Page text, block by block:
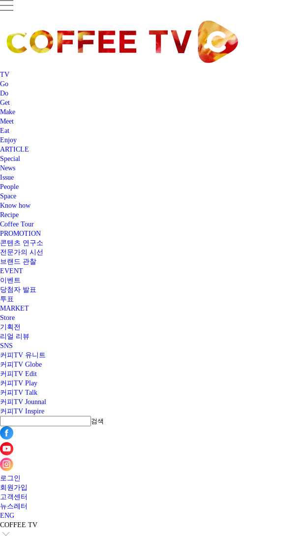
TV
Go
Do
Get
Make
Meet
Eat
Enjoy
ARTICLE
Special
News
Issue
People
Space
Know how
Recipe
Coffee Tour
PROMOTION
콘텐츠 연구소
전문가의 시선
브랜드 관찰
EVENT
이벤트
당첨자 발표
투표
MARKET
Store
기획전
리얼 리뷰
SNS
커피TV 유니트
커피TV Globe
커피TV Edit
커피TV Play
커피TV Talk
커피TV Jounnal
커피TV Inspire
검색
로그인
회원가입
고객센터
뉴스레터
ENG
COFFEE TV